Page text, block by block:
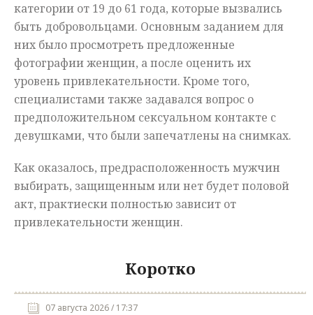
категории от 19 до 61 года, которые вызвались
быть добровольцами. Основным заданием для
них было просмотреть предложенные
фотографии женщин, а после оценить их
уровень привлекательности. Кроме того,
специалистами также задавался вопрос о
предположительном сексуальном контакте с
девушками, что были запечатлены на снимках.
Как оказалось, предрасположенность мужчин
выбирать, защищенным или нет будет половой
акт, практиески полностью зависит от
привлекательности женщин.
Коротко
07 августа 2026 / 17:37